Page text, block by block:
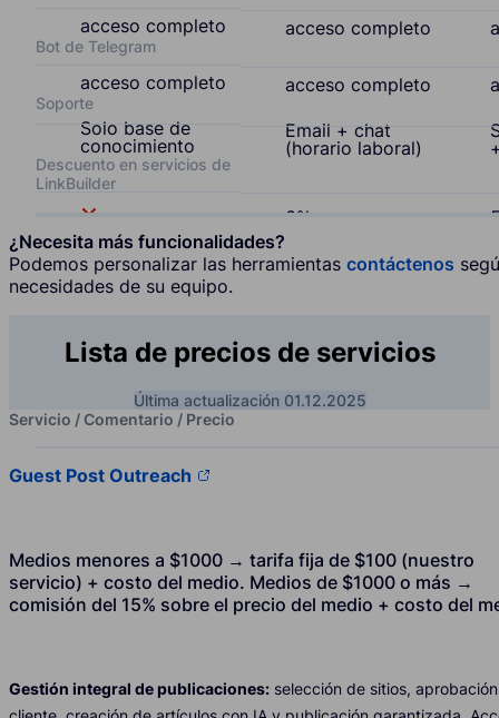
acceso completo
Bot de Telegram
acceso completo
Soporte
Solo base de
conocimiento
Descuento en servicios de
LinkBuilder
acceso completo
acceso completo
Email + chat
(horario laboral)
3%
¿Necesita más funcionalidades?
Podemos personalizar las herramientas contáctenos
necesidades de su equipo.
Lista de precios de servicios
Última actualización 01.12.2025
Servicio / Comentario / Precio
Guest Post Outreach
Medios menores a $1000 → tarifa fija de $100 (nuestro
servicio) + costo del medio. Medios de $1000 o más →
comisión del 15% sobre el precio del medio + costo del
Gestión integral de publicaciones: selección de sitios,